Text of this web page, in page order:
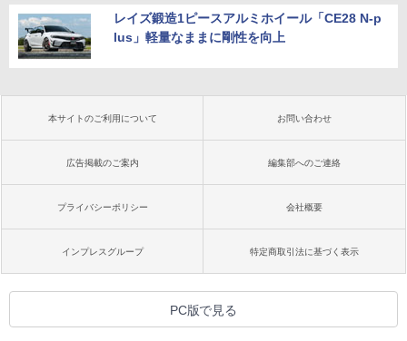
レイズ鍛造1ピースアルミホイール「CE28 N-p
lus」軽量なままに剛性を向上
本サイトのご利用について お問い合わせ
広告掲載のご案内 編集部へのご連絡
プライバシーポリシー 会社概要
インプレスグループ 特定商取引法に基づく表示
PC版で見る